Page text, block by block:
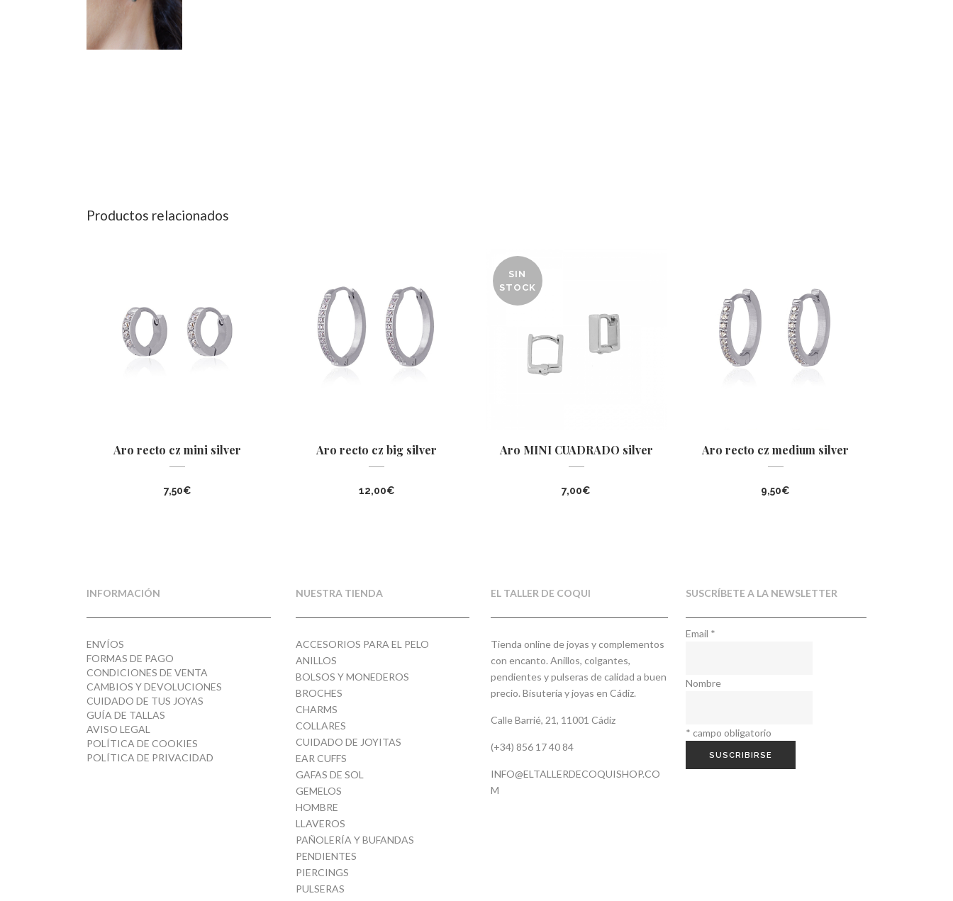
Productos relacionados
Aro recto cz mini silver
7,50€
Aro recto cz big silver
12,00€
SIN
STOCK
Aro MINI CUADRADO silver
7,00€
Aro recto cz medium silver
9,50€
INFORMACIÓN
ENVÍOS
FORMAS DE PAGO
CONDICIONES DE VENTA
CAMBIOS Y DEVOLUCIONES
CUIDADO DE TUS JOYAS
GUÍA DE TALLAS
AVISO LEGAL
POLÍTICA DE COOKIES
POLÍTICA DE PRIVACIDAD
NUESTRA TIENDA
ACCESORIOS PARA EL PELO
ANILLOS
BOLSOS Y MONEDEROS
BROCHES
CHARMS
COLLARES
CUIDADO DE JOYITAS
EAR CUFFS
GAFAS DE SOL
GEMELOS
HOMBRE
LLAVEROS
PAÑOLERÍA Y BUFANDAS
PENDIENTES
PIERCINGS
PULSERAS
EL TALLER DE COQUI
Tienda online de joyas y complementos
con encanto. Anillos, colgantes,
pendientes y pulseras de calidad a buen
precio. Bisutería y joyas en Cádiz.
Calle Barrié, 21, 11001 Cádiz
(+34) 856 17 40 84
INFO@ELTALLERDECOQUISHOP.CO
M
SUSCRÍBETE A LA NEWSLETTER
Email *
Nombre
* campo obligatorio